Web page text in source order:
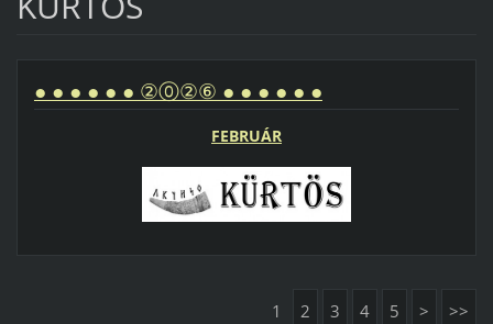
● ● ● ● ● ● ②⓪②⑥ ● ● ● ● ● ●
FEBRUÁR
1 2 3 4 5 > >>